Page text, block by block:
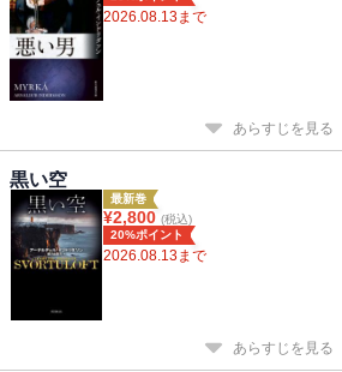
2026.08.13まで
あらすじを見る
黒い空
最新巻
¥2,800 (税込)
20%ポイント
2026.08.13まで
あらすじを見る